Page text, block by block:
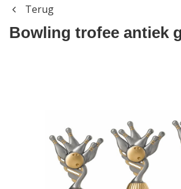
Terug
Bowling trofee antiek